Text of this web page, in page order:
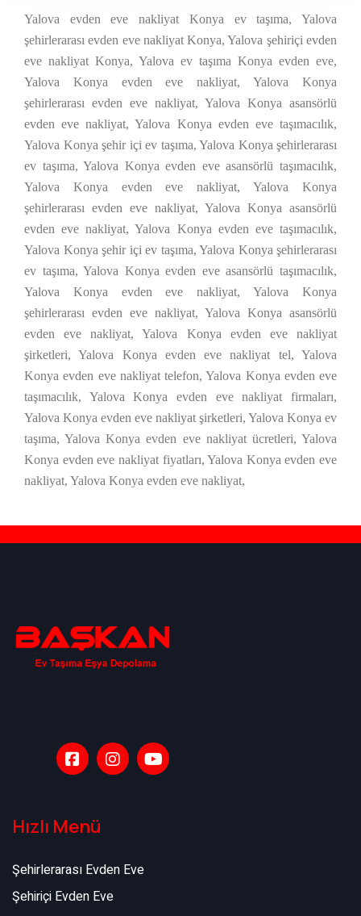
Yalova evden eve nakliyat Konya ev taşıma, Yalova
şehirlerarası evden eve nakliyat Konya, Yalova şehiriçi evden
eve nakliyat Konya, Yalova ev taşıma Konya evden eve,
Yalova Konya evden eve nakliyat, Yalova Konya
şehirlerarası evden eve nakliyat, Yalova Konya asansörlü
evden eve nakliyat, Yalova Konya evden eve taşımacılık,
Yalova Konya şehir içi ev taşıma, Yalova Konya şehirlerarası
ev taşıma, Yalova Konya evden eve asansörlü taşımacılık,
Yalova Konya evden eve nakliyat, Yalova Konya
şehirlerarası evden eve nakliyat, Yalova Konya asansörlü
evden eve nakliyat, Yalova Konya evden eve taşımacılık,
Yalova Konya şehir içi ev taşıma, Yalova Konya şehirlerarası
ev taşıma, Yalova Konya evden eve asansörlü taşımacılık,
Yalova Konya evden eve nakliyat, Yalova Konya
şehirlerarası evden eve nakliyat, Yalova Konya asansörlü
evden eve nakliyat, Yalova Konya evden eve nakliyat
şirketleri, Yalova Konya evden eve nakliyat tel, Yalova
Konya evden eve nakliyat telefon, Yalova Konya evden eve
taşımacılık, Yalova Konya evden eve nakliyat firmaları,
Yalova Konya evden eve nakliyat şirketleri, Yalova Konya ev
taşıma, Yalova Konya evden eve nakliyat ücretleri, Yalova
Konya evden eve nakliyat fiyatları, Yalova Konya evden eve
nakliyat, Yalova Konya evden eve nakliyat,
Hızlı Menü
Şehirlerarası Evden Eve
Şehiriçi Evden Eve